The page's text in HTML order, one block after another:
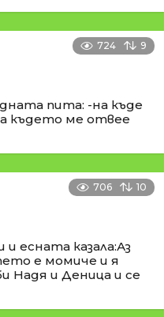
724 9
пита: -на къде
където ме отвее
706 10
есната казала:Аз
е момиче и я
Надя и Деница и се